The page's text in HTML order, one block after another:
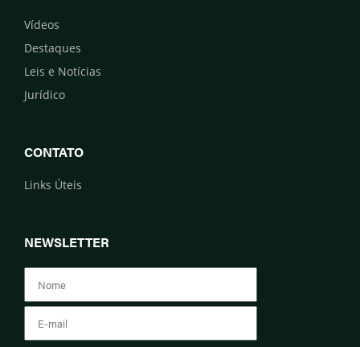
Vídeos
Destaques
Leis e Notícias
Jurídico
CONTATO
Links Úteis
NEWSLETTER